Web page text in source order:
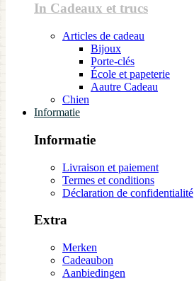
In Cadeaux et trucs
Articles de cadeau
Bijoux
Porte-clés
École et papeterie
Aautre Cadeau
Chien
Informatie
Informatie
Livraison et paiement
Termes et conditions
Déclaration de confidentialité
Extra
Merken
Cadeaubon
Aanbiedingen